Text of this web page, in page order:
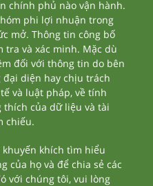
chính phủ nào vận hành.
phi lợi nhuận trong
mở. Thông tin công bố
tra và xác minh. Mặc dù
đối với thông tin do bên
đại diện hay chịu trách
và luật pháp, về tính
thích của dữ liệu và tài
chiếu.
khích tìm hiểu
của họ và để chia sẻ các
với chúng tôi, vui lòng